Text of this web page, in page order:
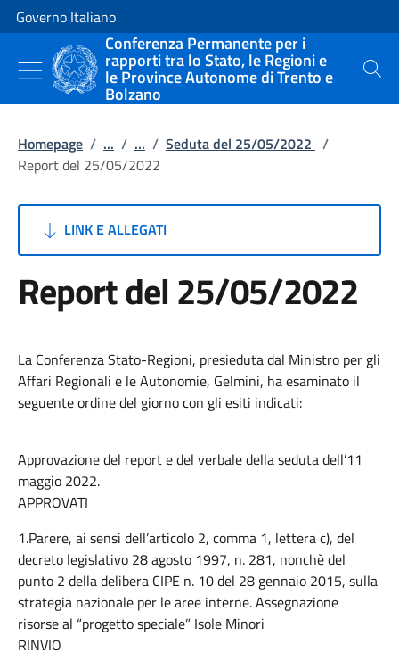
Vai al contenuto
Vai alla navigazione del sito
Governo Italiano
Conferenza Permanente per i
rapporti tra lo Stato, le Regioni e
le Province Autonome di Trento e
Bolzano
Cerca
Homepage / ... / ... / Seduta del 25/05/2022 /
Report del 25/05/2022
LINK E ALLEGATI
Report del 25/05/2022
La Conferenza Stato-Regioni, presieduta dal Ministro per gli
Affari Regionali e le Autonomie, Gelmini, ha esaminato il
seguente ordine del giorno con gli esiti indicati:
Approvazione del report e del verbale della seduta dell’11
maggio 2022.
APPROVATI
1.Parere, ai sensi dell’articolo 2, comma 1, lettera c), del
decreto legislativo 28 agosto 1997, n. 281, nonchè del
punto 2 della delibera CIPE n. 10 del 28 gennaio 2015, sulla
strategia nazionale per le aree interne. Assegnazione
risorse al “progetto speciale” Isole Minori
RINVIO